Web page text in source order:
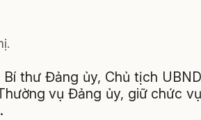
thư Đảng ủy, Chủ tịch UBND
vụ Đảng ủy, giữ chức vụ